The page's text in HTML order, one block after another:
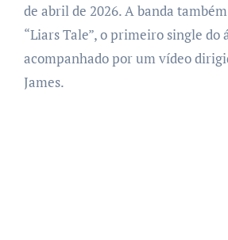
de abril de 2026. A banda
“Liars Tale”, o primeiro single do
acompanhado por um vídeo
James.